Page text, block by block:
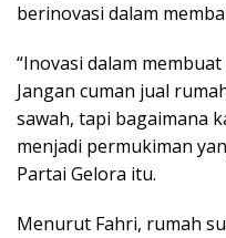
berinovasi dalam
“Inovasi dalam
Jangan cuman jual
sawah, tapi bagaimana
menjadi permukiman
Partai Gelora itu.
Menurut Fahri, rumah